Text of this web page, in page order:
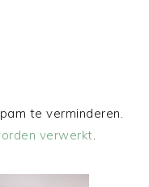
te verminderen.
verwerkt.